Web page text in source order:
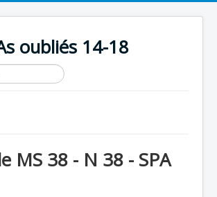
oubliés 14-18
MS 38 - N 38 - SPA